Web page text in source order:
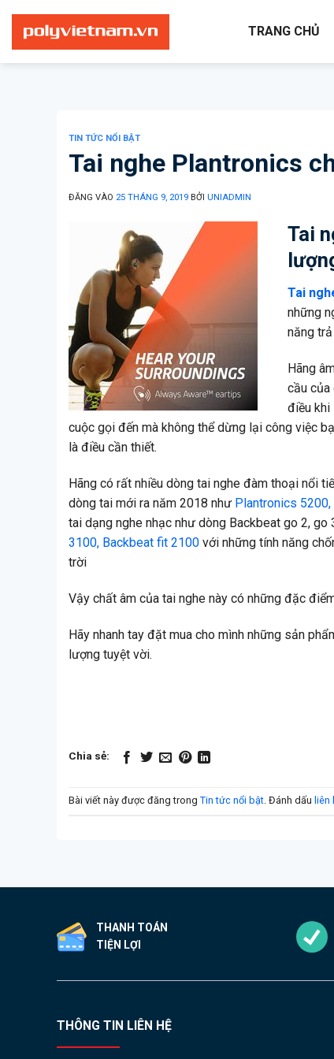
nội
dung
TRANG CHỦ
TIN TỨC NỔI BẬT
Tai nghe Plantronics
ĐĂNG VÀO 25 THÁNG 9, 2019 BỞI UNIADMIN
Tai
Tai
những
năng
Hãng
cầu của
điều khi
cuộc gọi đến mà không thể dừng lại công việc
là điều cần thiết.
Hãng có rất nhiều dòng tai nghe đàm thoại nổi
dòng tai mới ra năm 2018 như Plantronics
tai dạng nghe nhạc như dòng Backbeat go 2,
3100, Backbeat fit 2100 với những tính năng
trời
Vậy chất âm của tai nghe này có những đặc
Hãy nhanh tay đặt mua cho mình những sản
lượng tuyệt vời.
Chia sẻ:
Bài viết này được đăng trong Tin tức nổi bật. Đánh dấu
THANH TOÁN
TIỆN LỢI
THÔNG TIN LIÊN HỆ